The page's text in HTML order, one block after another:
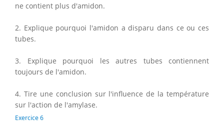
ne contient plus d'amidon.
2. Explique pourquoi l'amidon a disparu dans ce ou ces
tubes.
3. Explique pourquoi les autres tubes contiennent
toujours de l'amidon.
4. Tire une conclusion sur l'influence de la température
sur l'action de l'amylase.
Exercice 6